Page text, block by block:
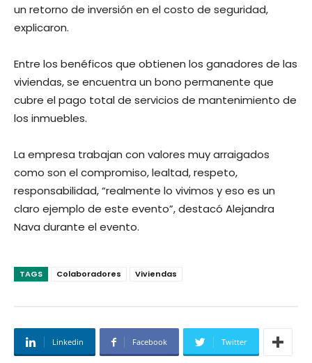
un retorno de inversión en el costo de seguridad,
explicaron.
Entre los benéficos que obtienen los ganadores de las
viviendas, se encuentra un bono permanente que
cubre el pago total de servicios de mantenimiento de
los inmuebles.
La empresa trabajan con valores muy arraigados
como son el compromiso, lealtad, respeto,
responsabilidad, “realmente lo vivimos y eso es un
claro ejemplo de este evento”, destacó Alejandra
Nava durante el evento.
TAGS Colaboradores Viviendas
Linkedin Facebook Twitter